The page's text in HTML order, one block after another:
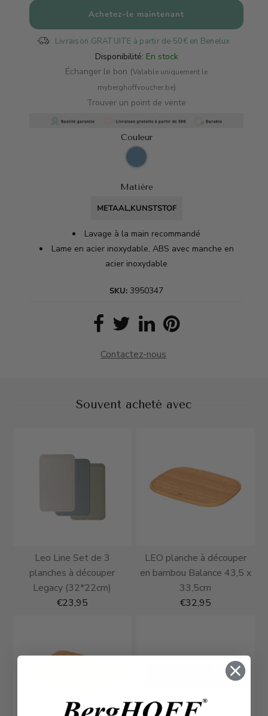
Livraison GRATUITE à partir de 50€ en Benelux
Disponibilité: En stock
Échanger le bon (Valable uniquement le
myberghoffvoucher.be)
Trouver un point de vente
Couleur
Matière
METAAL,KUNSTSTOF
Lavage à la main recommandé
Lame en acier inoxydable, ABS avec manche en
acier inoxydable
SKU: 3950347
Contactez-nous
Souvent acheté avec
Leo Line Set de 3
planches à découper
Legacy (32*22cm)
€23,95
LEO planche à découper
en bambou Balance 43,5 x
33,5cm
€32,95